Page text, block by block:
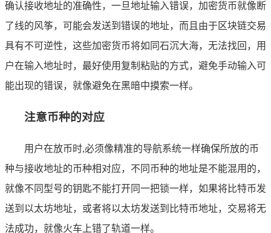
确认接收地址的准确性，一旦地址输入错误，加密货币就像断
了线的风筝，可能会发送到错误的地址，而且由于区块链交易
具有不可逆性，这些加密货币将如同石沉大海，无法找回，用
户在输入地址时，最好使用复制粘贴的方式，避免手动输入可
能出现的错误，就像避免在黑暗中摸索一样。
注意币种的对应
用户在放币时,必须像精准的导航系统一样确保所放的币
种与接收地址的币种相对应，不同币种的地址是不能混用的，
就像不同型号的钥匙不能打开同一把锁一样，如果将比特币发
送到以太坊地址，或者将以太坊发送到比特币地址，交易将无
法成功，就像火车上错了轨道一样。